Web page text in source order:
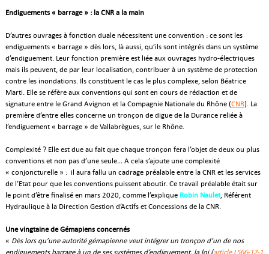
Endiguements « barrage » : la CNR a la main
D’autres ouvrages à fonction duale nécessitent une convention : ce sont les
endiguements « barrage » dès lors, là aussi, qu’ils sont intégrés dans un système
d’endiguement. Leur fonction première est liée aux ouvrages hydro-électriques
mais ils peuvent, de par leur localisation, contribuer à un système de protection
contre les inondations. Ils constituent le cas le plus complexe, selon Béatrice
Marti. Elle se réfère aux conventions qui sont en cours de rédaction et de
signature entre le Grand Avignon et la Compagnie Nationale du Rhône (CNR). La
première d’entre elles concerne un tronçon de digue de la Durance reliée à
l’endiguement « barrage » de Vallabrègues, sur le Rhône.
Complexité ? Elle est due au fait que chaque tronçon fera l’objet de deux ou plus
conventions et non pas d’une seule… A cela s’ajoute une complexité
« conjoncturelle » : il aura fallu un cadrage préalable entre la CNR et les services
de l’Etat pour que les conventions puissent aboutir. Ce travail préalable était sur
le point d’être finalisé en mars 2020, comme l’explique Robin Naulet, Référent
Hydraulique à la Direction Gestion d’Actifs et Concessions de la CNR.
Une vingtaine de Gémapiens concernés
« Dès lors qu’une autorité gémapienne veut intégrer un tronçon d’un de nos
endiguements barrage à un de ses systèmes d’endiguement, la loi (article L566-12-1